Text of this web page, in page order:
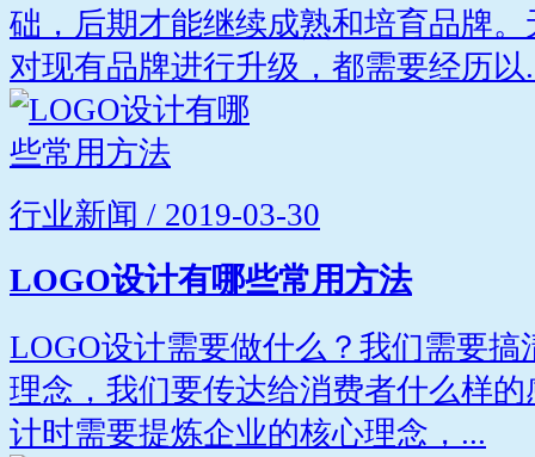
础，后期才能继续成熟和培育品牌
对现有品牌进行升级，都需要经历以
行业新闻 / 2019-03-30
LOGO设计有哪些常用方法
LOGO设计需要做什么？我们需要
理念，我们要传达给消费者什么样
计时需要提炼企业的核心理念，...